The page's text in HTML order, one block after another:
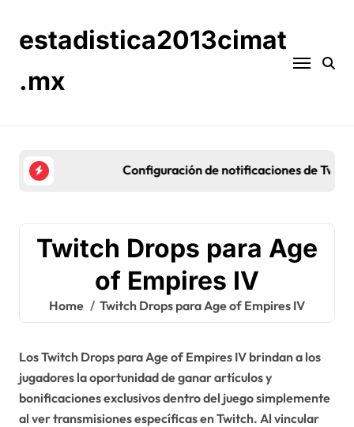
contentestadistica2013cimat
.mx
Configuración de notificaciones de Twitch
Twitch Drops para Age
of Empires IV
Home Twitch Drops para Age of Empires IV
Los Twitch Drops para Age of Empires IV brindan a los
jugadores la oportunidad de ganar artículos y
bonificaciones exclusivos dentro del juego simplemente
al ver transmisiones específicas en Twitch. Al vincular